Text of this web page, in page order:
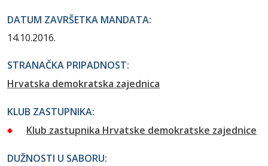
DATUM ZAVRŠETKA MANDATA:
14.10.2016.
STRANAČKA PRIPADNOST:
Hrvatska demokratska zajednica
KLUB ZASTUPNIKA:
Klub zastupnika Hrvatske demokratske zajednice
DUŽNOSTI U SABORU: